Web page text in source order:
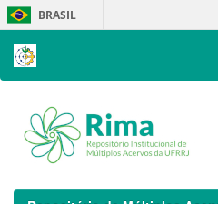
Skip
navigation
BRASIL